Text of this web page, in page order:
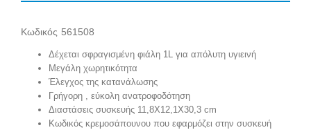
Κωδικός 561508
Δέχεται σφραγισμένη φιάλη 1L για απόλυτη υγιεινή
Μεγάλη χωρητικότητα
Έλεγχος της κατανάλωσης
Γρήγορη , εύκολη ανατροφοδότηση
Διαστάσεις συσκευής 11,8Χ12,1Χ30,3 cm
Κωδικός κρεμοσάπουνου που εφαρμόζει στην συσκευή